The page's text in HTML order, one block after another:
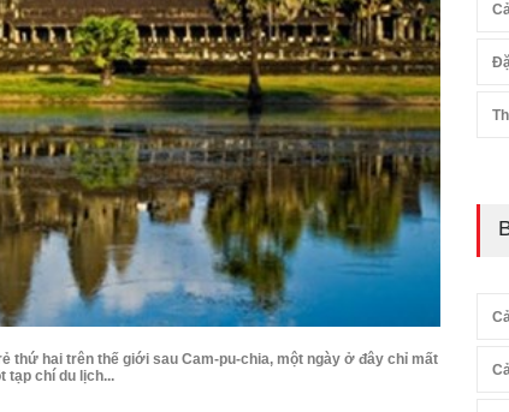
thứ hai trên thế giới sau Cam-pu-chia, một ngày ở đây chỉ mất
tạp chí du lịch...